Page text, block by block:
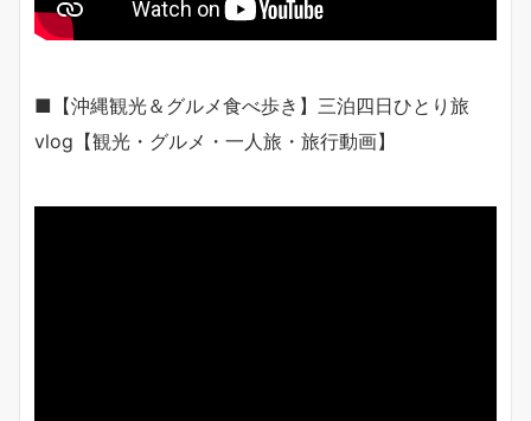
■【沖縄観光＆グルメ食べ歩き】三泊四日ひとり旅
vlog【観光・グルメ・一人旅・旅行動画】